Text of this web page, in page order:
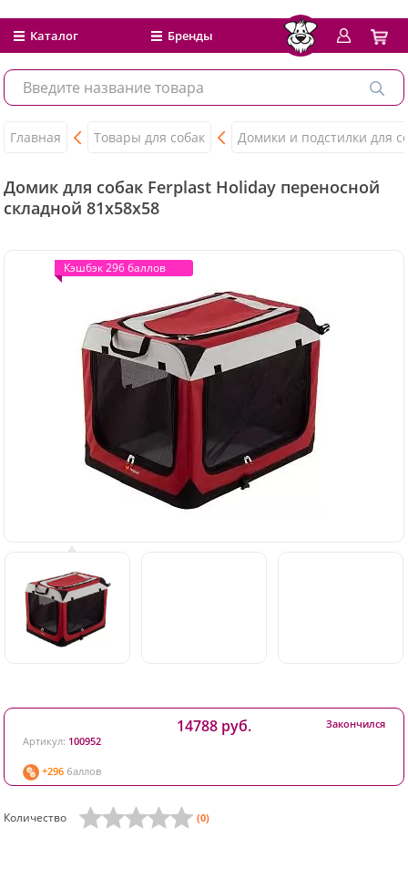
Каталог Бренды
Главная Товары для собак Домики и подстилки для
Домик для собак Ferplast Holiday переносной
складной 81x58x58
Кэшбэк 296 баллов
Кэшбэк 296 баллов
Артикул: 100952
+296 баллов
14788 руб. Закончился
Количество (0)